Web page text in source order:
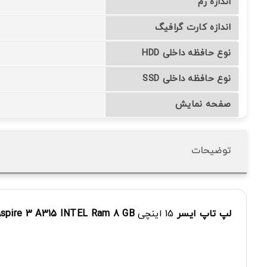
اندازه کارت گرافیگ
نوع حافظه داخلی HDD
نوع حافظه داخلی SSD
صفحه نمایش
توضیحات
لپ تاپ ایسر 3 A315 INTEL Ram 8 GB